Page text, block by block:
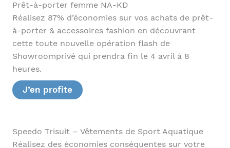
Prêt-à-porter femme NA-KD
Réalisez 87% d’économies sur vos achats de prêt-
à-porter & accessoires fashion en découvrant
cette toute nouvelle opération flash de
Showroomprivé qui prendra fin le 4 avril à 8
heures.
J’en profite
Speedo Trisuit – Vêtements de Sport Aquatique
Réalisez des économies conséquentes sur votre